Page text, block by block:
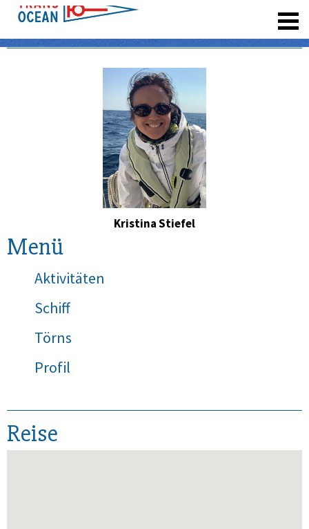
Kristina Stiefel
Menü
Aktivitäten
Schiff
Törns
Profil
Reise